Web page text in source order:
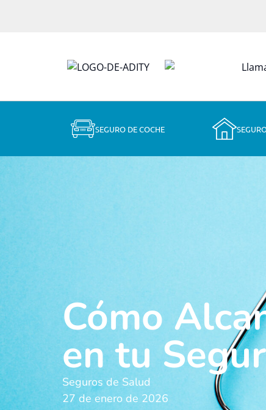
SEGURO DE COCHE
Cómo
en tu
Seguros de Salud
27 de enero de 2026